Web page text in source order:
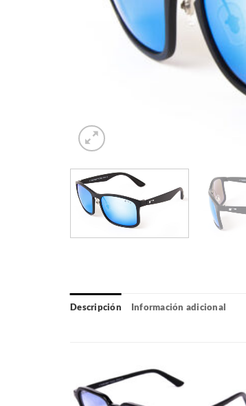
Descripción Información adicional
Gafas
de sol